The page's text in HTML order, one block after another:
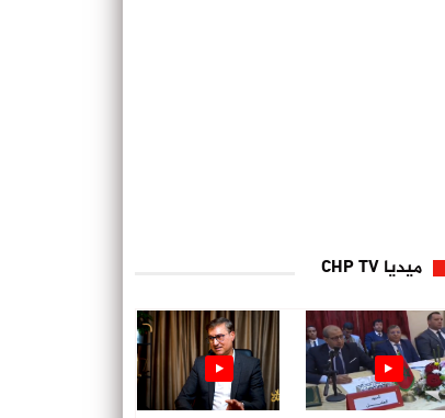
ميديا CHP TV